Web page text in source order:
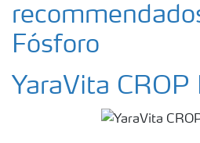
Fósforo
YaraVita CROP